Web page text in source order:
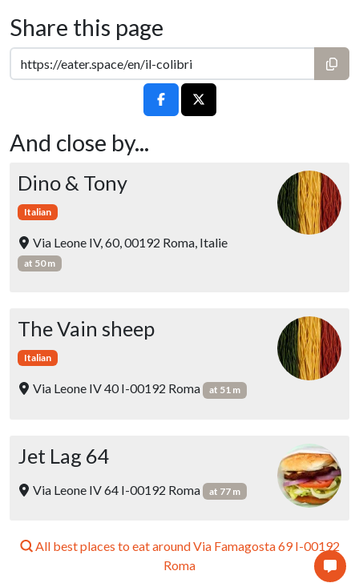
Share this page
And close by...
Dino & Tony
Italian
Via Leone IV, 60, 00192 Roma, Italie
at 50 m
The Vain sheep
Italian
Via Leone IV 40 I-00192 Roma at 51 m
Jet Lag 64
Via Leone IV 64 I-00192 Roma at 77 m
All best places to eat around Via Famagosta 69 I-00192
Roma